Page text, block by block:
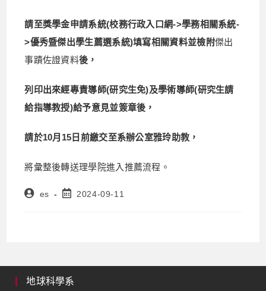
請至獎學金申請系統(校務行政入口網->學務相關系統-
>優秀暨傑出學生薦選系統)填寫相關資料並檢附傑出
事蹟佐證資料後，
列印出來經專責導師(研究生免)及學術導師(研究生請
給指導教授)給予意見並簽章後，
請於10月15日前繳交至系辦公室雅玲助教，
將彙整後轉送理學院進入推薦流程。
es 2024-09-11
地球科學系